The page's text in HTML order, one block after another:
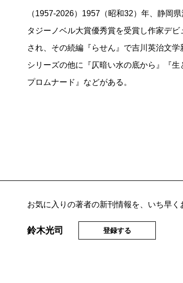
（1957-2026）1957（昭和32）年、静岡
タジーノベル大賞優秀賞を受賞し作家デ
され、その続編『らせん』で吉川英治文
シリーズの他に『仄暗い水の底から』『
プロムナード』などがある。
お気に入りの著者の新刊情報を、いち早く
鈴木光司 登録する